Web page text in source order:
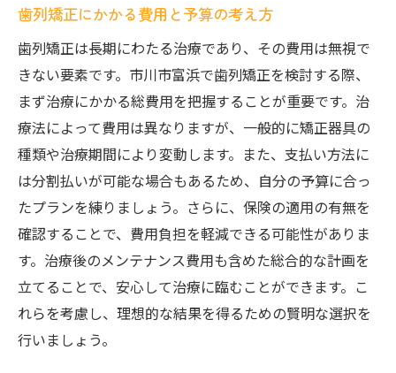
歯列矯正にかかる費用と予算の考え方
歯列矯正は長期にわたる治療であり、その費用は無視で
きない要素です。市川市富浜で歯列矯正を検討する際、
まず治療にかかる総費用を把握することが重要です。治
療法によって費用は異なりますが、一般的に矯正器具の
種類や治療期間により変動します。また、支払い方法に
は分割払いが可能な場合もあるため、自分の予算に合っ
たプランを練りましょう。さらに、保険の適用の有無を
確認することで、費用負担を軽減できる可能性がありま
す。治療後のメンテナンス費用も含めた総合的な計画を
立てることで、安心して治療に臨むことができます。こ
れらを考慮し、理想的な結果を得るための賢明な選択を
行いましょう。